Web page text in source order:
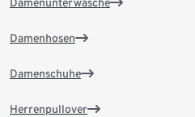
Damenunterwäsche
Damenhosen
Damenschuhe
Herrenpullover